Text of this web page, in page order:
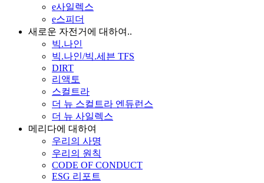
e사일렉스
e스피더
새로운 자전거에 대하여..
빅.나인
빅.나인/빅.세븐 TFS
DIRT
리액토
스컬트라
더 뉴 스컬트라 엔듀런스
더 뉴 사일렉스
메리다에 대하여
우리의 사명
우리의 원칙
CODE OF CONDUCT
ESG 리포트